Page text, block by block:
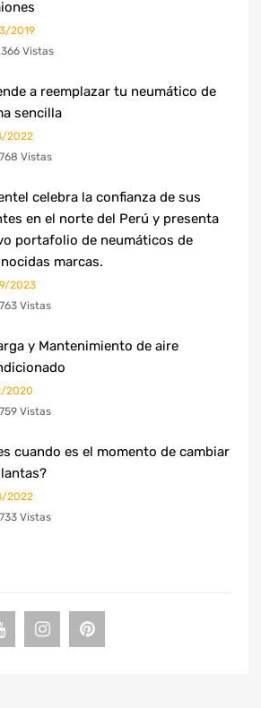
2019
Vistas
a reemplazar tu neumático de
sencilla
2022
Vistas
celebra la confianza de sus
en el norte del Perú y presenta
portafolio de neumáticos de
marcas.
2023
Vistas
y Mantenimiento de aire
2020
Vistas
cuando es el momento de cambiar
2022
Vistas